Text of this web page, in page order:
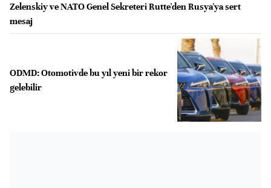
Zelenskiy ve NATO Genel Sekreteri Rutte'den Rusya'ya sert
mesaj
ODMD: Otomotivde bu yıl yeni bir rekor
gelebilir